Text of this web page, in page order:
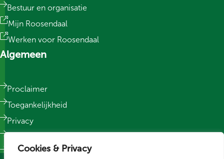
Cookies & Privacy
Bestuur en organisatie
Mijn Roosendaal
Werken voor Roosendaal
Algemeen
Proclaimer
Toegankelijkheid
Privacy
Sitemap